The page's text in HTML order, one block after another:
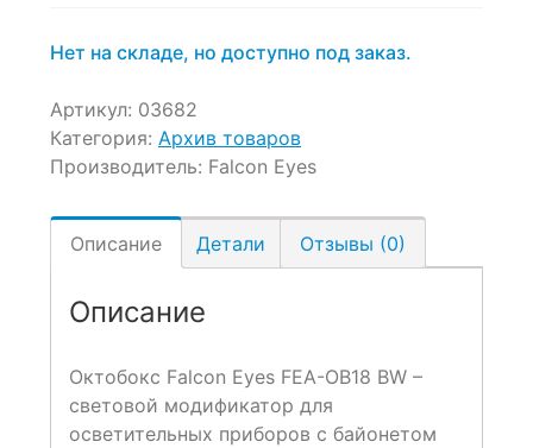
7,750 ₽.
Нет на складе, но доступно под заказ.
Артикул: 03682
Категория: Архив товаров
Производитель: Falcon Eyes
Описание Детали Отзывы (0)
Описание
Октобокс Falcon Eyes FEA-OB18 BW –
световой модификатор для
осветительных приборов с байонетом